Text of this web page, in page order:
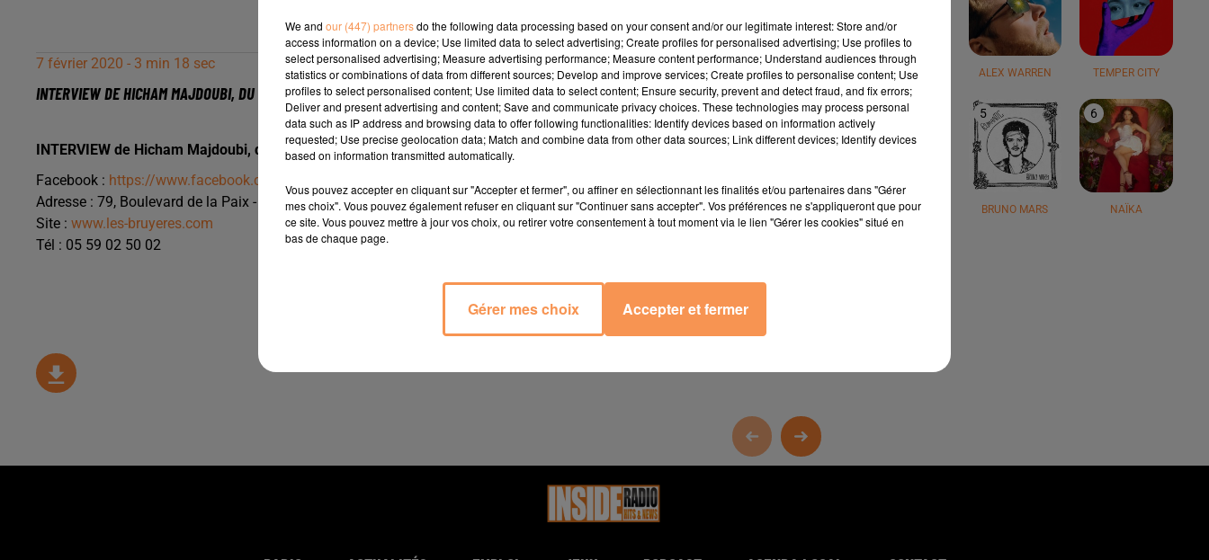
7 février 2020 - 3 min 18 sec
INTERVIEW DE HICHAM MAJDOUBI, DU CENTRE SPORTIF LES BRUYÈRES &AGRAVE PAU, DANS LES STUDIOS DE RADIO
INTERVIEW de Hicham Majdoubi, du Centre Sportif les Bruyères à Pau, dans les studios de Radio Inside !!!
Facebook : https://www.facebook.com/lesbruyeres.pau/
Adresse : 79, Boulevard de la Paix - Pau 64000
Site : www.les-bruyeres.com
Tél : 05 59 02 50 02
TEDDY SWIMS ALEX WARREN TEMPER CITY
4
JÉRÉMY FREROT
5
BRUNO MARS
6
NAÏKA
We and our (447) partnersdo the following data processing based on your consent and/or our legitimate interest: Store and/or
access information on a device; Use limited data to select advertising; Create profiles for personalised advertising; Use profiles to
select personalised advertising; Measure advertising performance; Measure content performance; Understand audiences through
statistics or combinations of data from different sources; Develop and improve services; Create profiles to personalise content; Use
profiles to select personalised content; Use limited data to select content; Ensure security, prevent and detect fraud, and fix errors;
Deliver and present advertising and content; Save and communicate privacy choices. These technologies may process personal
data such as IP address and browsing data to offer following functionalities: Identify devices based on information actively
requested; Use precise geolocation data; Match and combine data from other data sources; Link different devices; Identify devices
based on information transmitted automatically.
Vous pouvez accepter en cliquant sur "Accepter et fermer", ou affiner en sélectionnant les finalités et/ou partenaires dans "Gérer
mes choix". Vous pouvez également refuser en cliquant sur "Continuer sans accepter". Vos préférences ne s'appliqueront que pour
ce site. Vous pouvez mettre à jour vos choix, ou retirer votre consentement à tout moment via le lien "Gérer les cookies" situé en
bas de chaque page.
Gérer mes choix Accepter et fermer